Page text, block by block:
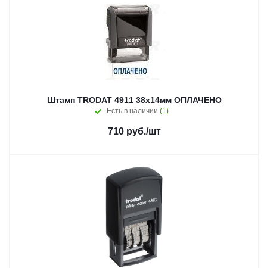
Штамп TRODAT 4911 38х14мм ОПЛАЧЕНО
Есть в наличии (1)
710руб./шт